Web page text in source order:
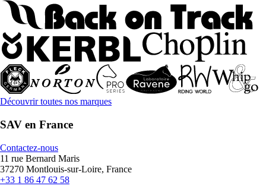
Découvrir toutes nos marques
SAV en France
Contactez-nous
11 rue Bernard Maris
37270 Montlouis-sur-Loire, France
+33 1 86 47 62 58